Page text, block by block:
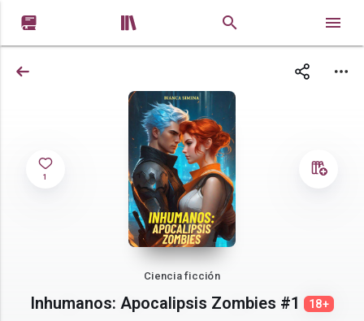
 
1
Ciencia ficción
Inhumanos: Apocalipsis Zombies #1 18+